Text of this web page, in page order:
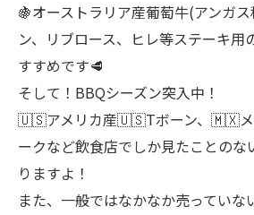
🍇オーストラリア産葡萄牛(アンガ
ン、リブロース、ヒレ等ステーキ用
すすめです🥩
そして！BBQシーズン突入中！
🇺🇸アメリカ産🇺🇸Tボーン、🇲🇽
ークなど飲食店でしか見たことのな
りますよ！
また、一般ではなかなか売って